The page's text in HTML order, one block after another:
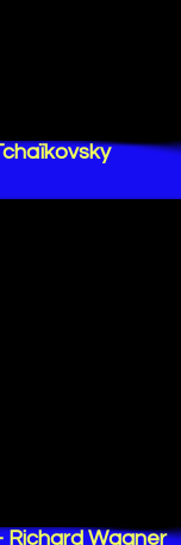
Richard Wagner